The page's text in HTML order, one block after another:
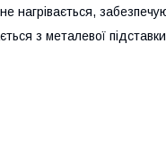
нагрівається,
з металевої